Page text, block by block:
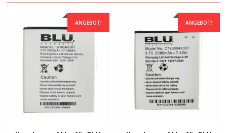
ANGEBOT! ANGEBOT!